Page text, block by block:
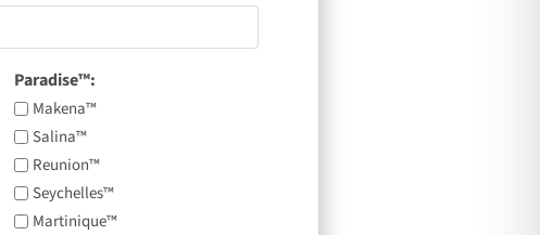
Paradise™:
Makena™
Salina™
Reunion™
Seychelles™
Martinique™